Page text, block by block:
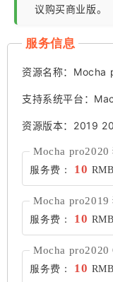
议购买商业版。
服务信息
资源名称：Mocha
支持系统平台：
资源版本：2019
Mocha pro2020
服务费： 10
Mocha pro2019
服务费： 10
Mocha pro2020
服务费： 10